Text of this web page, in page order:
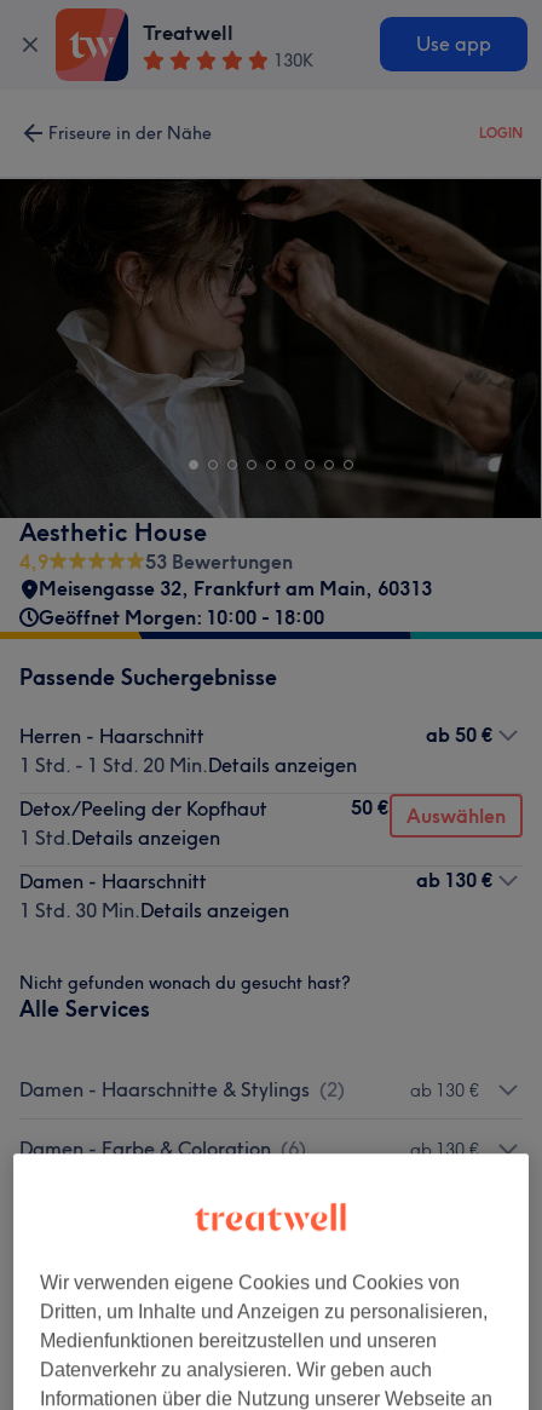
Treatwell
130K
Use app
Friseure in der Nähe LOGIN
Aesthetic House
4,9
53 Bewertungen
Meisengasse 32, Frankfurt am Main, 60313
Geöffnet Morgen: 10:00 - 18:00
Passende Suchergebnisse
Herren - Haarschnitt
1 Std. - 1 Std. 20 Min.Details anzeigen
ab 50 €
Detox/Peeling der Kopfhaut
1 Std.Details anzeigen
50 € Auswählen
Damen - Haarschnitt
1 Std. 30 Min.Details anzeigen
ab 130 €
Nicht gefunden wonach du gesucht hast?
Alle Services
Damen - Haarschnitte & Stylings (2) ab 130 €
Damen - Farbe & Coloration (6) ab 130 €
(4)
Salonbewertungen
Wir verwenden eigene Cookies und Cookies von
Dritten, um Inhalte und Anzeigen zu personalisieren,
Medienfunktionen bereitzustellen und unseren
Datenverkehr zu analysieren. Wir geben auch
Informationen über die Nutzung unserer Webseite an